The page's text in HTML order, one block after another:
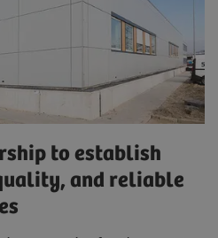
to establish
and reliable